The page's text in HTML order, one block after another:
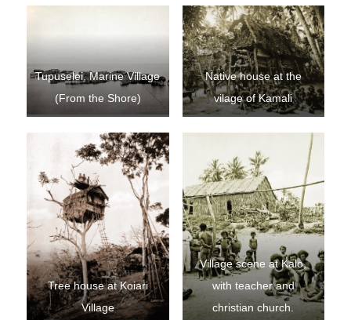
Tupuselei, Marine Village
(From the Shore)
Native house at the
vilage of Kamali
Tree house at Koiari
Village
Village scene at Kalo,
with teacher and
christian church.